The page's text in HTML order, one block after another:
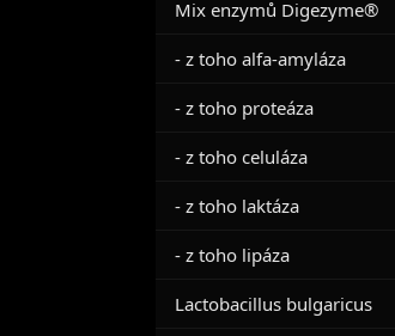
Mix enzymů Digezyme®
- z toho alfa-amyláza
- z toho proteáza
- z toho celuláza
- z toho laktáza
- z toho lipáza
Lactobacillus bulgaricus